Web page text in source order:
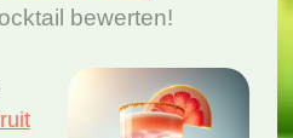
bewerten!